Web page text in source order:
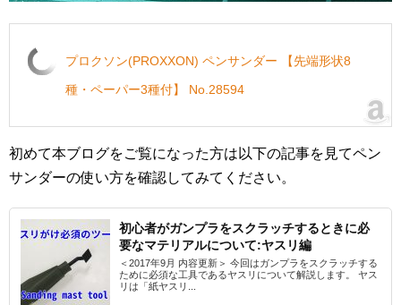
プロクソン(PROXXON) ペンサンダー 【先端形状8
種・ペーパー3種付】 No.28594
初めて本ブログをご覧になった方は以下の記事を見てペン
サンダーの使い方を確認してみてください。
初心者がガンプラをスクラッチするときに必
要なマテリアルについて:ヤスリ編
＜2017年9月 内容更新＞ 今回はガンプラをスクラッチする
ために必須な工具であるヤスリについて解説します。 ヤス
リは「紙ヤスリ...